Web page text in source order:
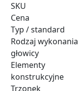
SKU
Cena
Typ / standard
Rodzaj wykonania
głowicy
Elementy
konstrukcyjne
Trzonek